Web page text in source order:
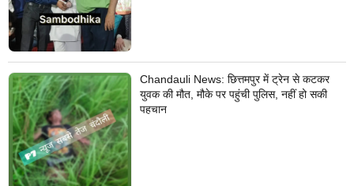
Chandauli News: छित्तमपुर में ट्रेन से कटकर
युवक की मौत, मौके पर पहुंची पुलिस, नहीं हो सकी
पहचान